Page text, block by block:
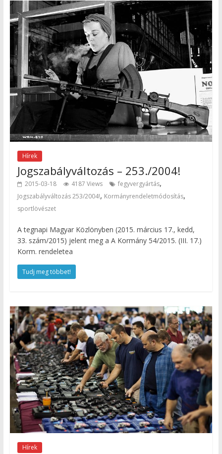
Hírek
Jogszabályváltozás – 253./2004!
2015-03-18 4187 Views fegyvergyártás,
Jogszabályváltozás 253/2004!, Kormányrendeletmódosítás,
sportlövészet
A tegnapi Magyar Közlönyben (2015. március 17., kedd,
33. szám/2015) jelent meg a A Kormány 54/2015. (III. 17.)
Korm. rendeletea
Tudj meg többet!
Hírek